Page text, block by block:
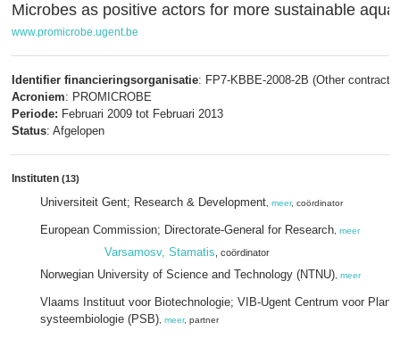
Microbes as positive actors for more sustainable
www.promicrobe.ugent.be
Identifier financieringsorganisatie: FP7-KBBE-2008-2B (Other contract
Acroniem: PROMICROBE
Periode: Februari 2009 tot Februari 2013
Status: Afgelopen
Instituten (13)
Universiteit Gent; Research & Development meer, coördinator
European Commission; Directorate-General for Research meer
Varsamosv, Stamatis , coördinator
Norwegian University of Science and Technology (NTNU) meer
Vlaams Instituut voor Biotechnologie; VIB-Ugent Centrum voor
systeembiologie (PSB) meer, partner